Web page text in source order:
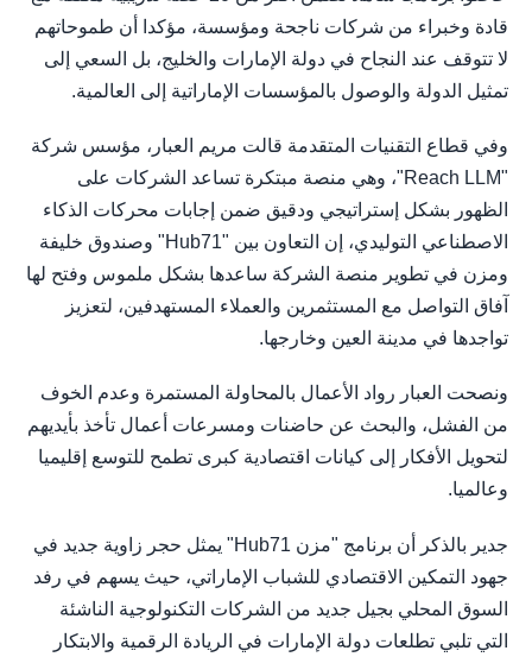
قادة وخبراء من شركات ناجحة ومؤسسة، مؤكدا أن طموحاتهم
لا تتوقف عند النجاح في دولة الإمارات والخليج، بل السعي إلى
تمثيل الدولة والوصول بالمؤسسات الإماراتية إلى العالمية.
وفي قطاع التقنيات المتقدمة قالت مريم العبار، مؤسس شركة
"Reach LLM"، وهي منصة مبتكرة تساعد الشركات على
الظهور بشكل إستراتيجي ودقيق ضمن إجابات محركات الذكاء
الاصطناعي التوليدي، إن التعاون بين "Hub71" وصندوق خليفة
ومزن في تطوير منصة الشركة ساعدها بشكل ملموس وفتح لها
آفاق التواصل مع المستثمرين والعملاء المستهدفين، لتعزيز
تواجدها في مدينة العين وخارجها.
ونصحت العبار رواد الأعمال بالمحاولة المستمرة وعدم الخوف
من الفشل، والبحث عن حاضنات ومسرعات أعمال تأخذ بأيديهم
لتحويل الأفكار إلى كيانات اقتصادية كبرى تطمح للتوسع إقليميا
وعالميا.
جدير بالذكر أن برنامج "مزن Hub71" يمثل حجر زاوية جديد في
جهود التمكين الاقتصادي للشباب الإماراتي، حيث يسهم في رفد
السوق المحلي بجيل جديد من الشركات التكنولوجية الناشئة
التي تلبي تطلعات دولة الإمارات في الريادة الرقمية والابتكار